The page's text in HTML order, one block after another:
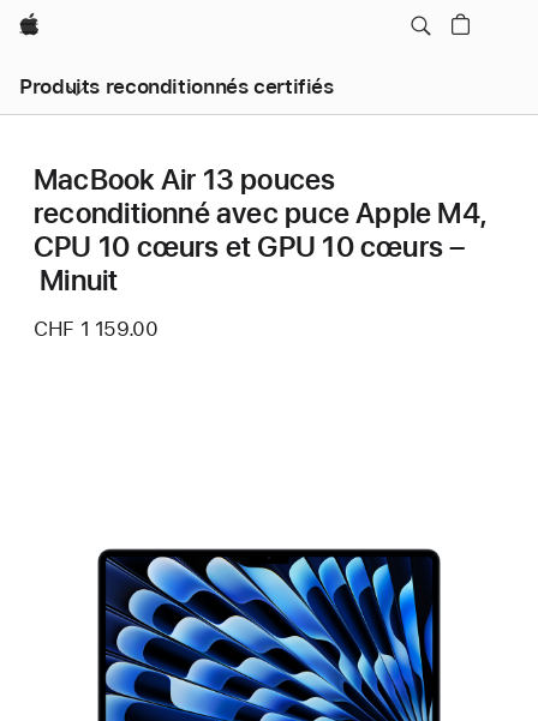
Apple
Produits reconditionnés certifiés
MacBook Air 13 pouces
reconditionné avec puce Apple M4,
CPU 10 cœurs et GPU 10 cœurs –
Minuit
CHF 1 159.00